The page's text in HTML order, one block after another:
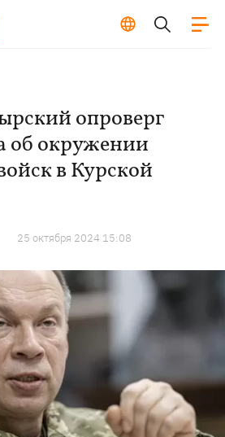
опроверг
об окружении
в Курской
25 октября 2024 15:08